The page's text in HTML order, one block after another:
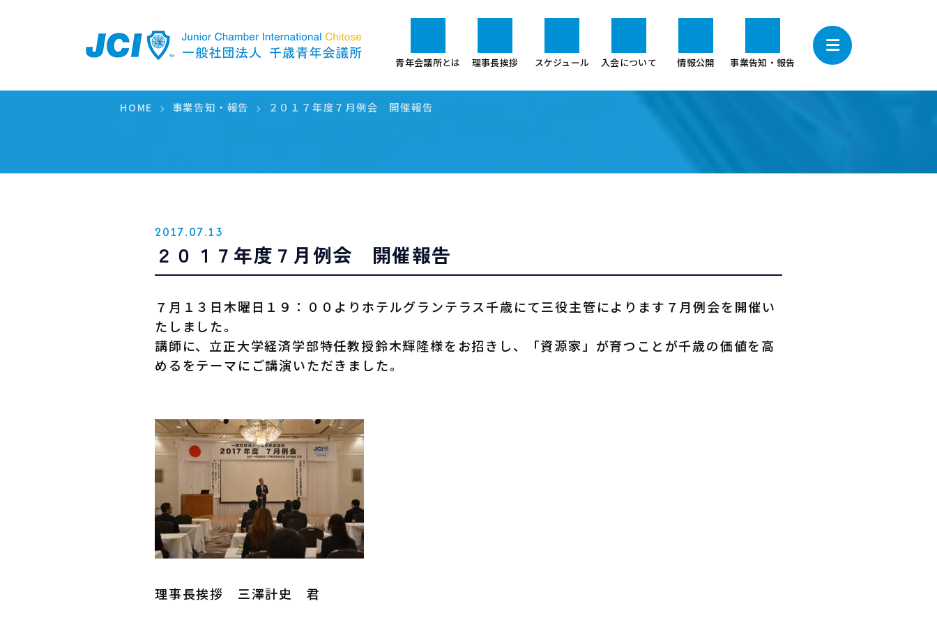
青年会議所とは 理事長挨拶 スケジュール 入会について 情報公開 事業告知・報告
PICKUP
HOME 事業告知・報告 ２０１７年度７月例会 開催報告
2017.07.13
２０１７年度７月例会 開催報告
７月１３日木曜日１９：００よりホテルグランテラス千歳にて三役主管によります７月例会を開催い
たしました。
講師に、立正大学経済学部特任教授鈴木輝隆様をお招きし、「資源家」が育つことが千歳の価値を高
めるをテーマにご講演いただきました。
理事長挨拶 三澤計史 君